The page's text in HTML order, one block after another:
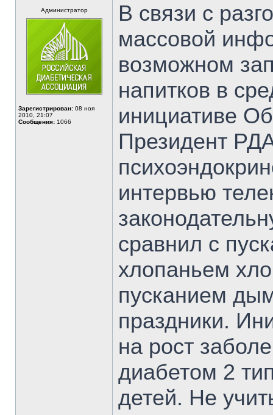
Администратор
Зарегистрирован: 08 ноя
2010, 21:07
Сообщения: 1066
В связи с
массовой
возможном
напитков в
инициативе
Президент
интервью
сравнил с
хлопаньем
пусканием
праздники.
на рост
диабетом 2
детей. Не